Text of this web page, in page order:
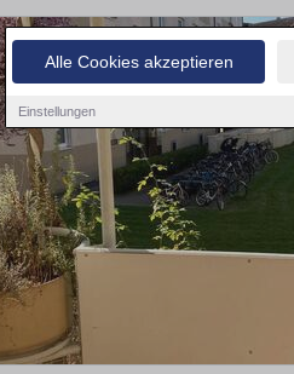
Alle Cookies akzeptieren
Einstellungen